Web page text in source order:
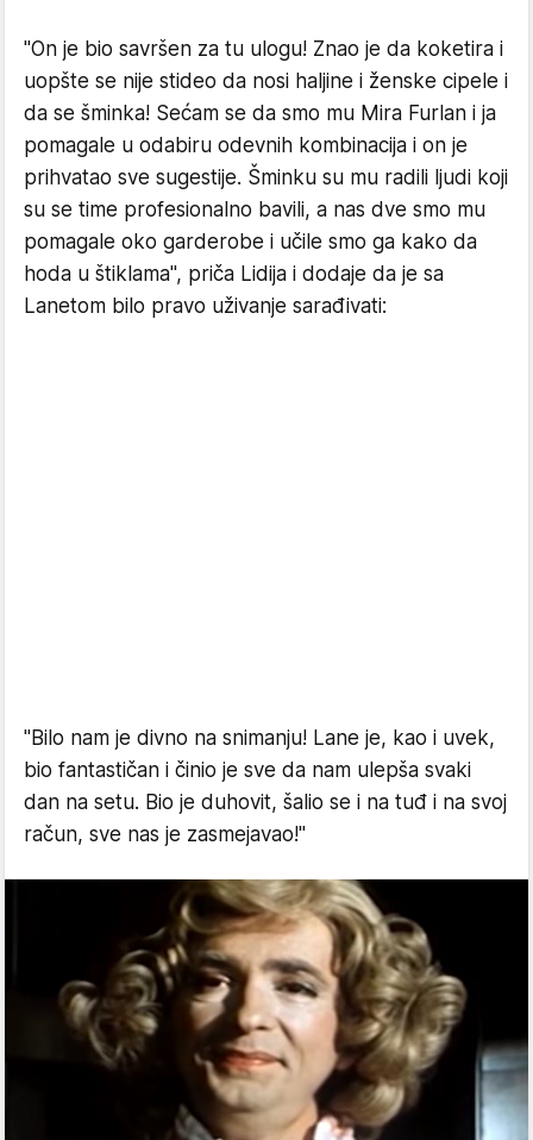
"On je bio savršen za tu ulogu! Znao je da koketira i
uopšte se nije stideo da nosi haljine i ženske cipele i
da se šminka! Sećam se da smo mu Mira Furlan i ja
pomagale u odabiru odevnih kombinacija i on je
prihvatao sve sugestije. Šminku su mu radili ljudi koji
su se time profesionalno bavili, a nas dve smo mu
pomagale oko garderobe i učile smo ga kako da
hoda u štiklama", priča Lidija i dodaje da je sa
Lanetom bilo pravo uživanje sarađivati:
"Bilo nam je divno na snimanju! Lane je, kao i uvek,
bio fantastičan i činio je sve da nam ulepša svaki
dan na setu. Bio je duhovit, šalio se i na tuđ i na svoj
račun, sve nas je zasmejavao!"